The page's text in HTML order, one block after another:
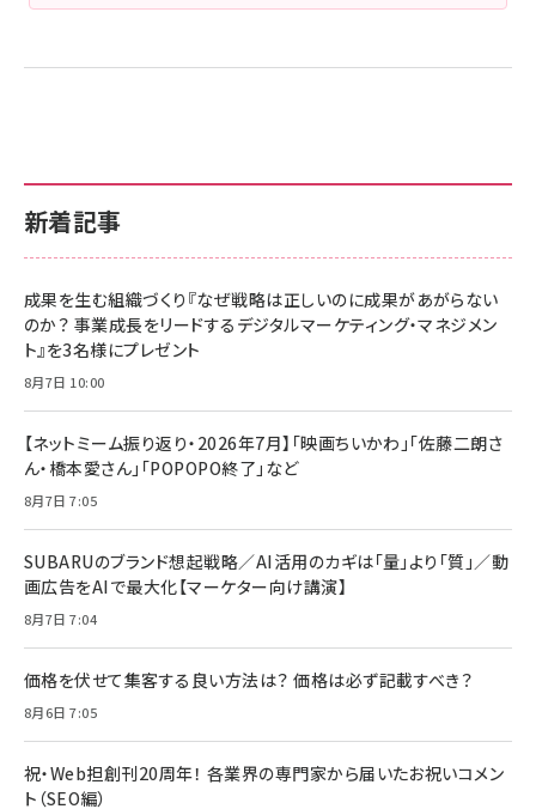
新着記事
成果を生む組織づくり『なぜ戦略は正しいのに成果があがらない
のか？ 事業成長をリードするデジタルマーケティング・マネジメン
ト』を3名様にプレゼント
8月7日 10:00
【ネットミーム振り返り・2026年7月】「映画ちいかわ」「佐藤二朗さ
ん・橋本愛さん」「POPOPO終了」など
8月7日 7:05
SUBARUのブランド想起戦略／AI活用のカギは「量」より「質」／動
画広告をAIで最大化【マーケター向け講演】
8月7日 7:04
価格を伏せて集客する良い方法は？ 価格は必ず記載すべき？
8月6日 7:05
祝・Web担創刊20周年！ 各業界の専門家から届いたお祝いコメン
ト（SEO編）